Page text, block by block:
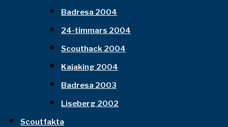
Badresa 2004
24-timmars 2004
Scouthack 2004
Kajaking 2004
Badresa 2003
Liseberg 2002
Scoutfakta